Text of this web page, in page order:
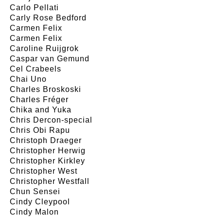
Carlo Pellati
Carly Rose Bedford
Carmen Felix
Carmen Felix
Caroline Ruijgrok
Caspar van Gemund
Cel Crabeels
Chai Uno
Charles Broskoski
Charles Fréger
Chika and Yuka
Chris Dercon-special
Chris Obi Rapu
Christoph Draeger
Christopher Herwig
Christopher Kirkley
Christopher West
Christopher Westfall
Chun Sensei
Cindy Cleypool
Cindy Malon